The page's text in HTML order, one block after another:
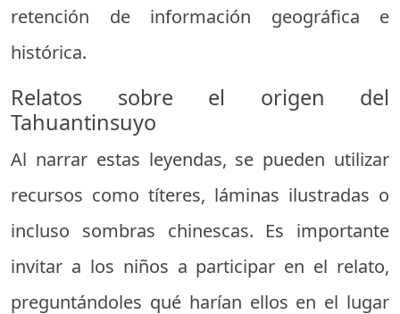
retención de información geográfica e
histórica.
Relatos sobre el origen del
Tahuantinsuyo
Al narrar estas leyendas, se pueden utilizar
recursos como títeres, láminas ilustradas o
incluso sombras chinescas. Es importante
invitar a los niños a participar en el relato,
preguntándoles qué harían ellos en el lugar